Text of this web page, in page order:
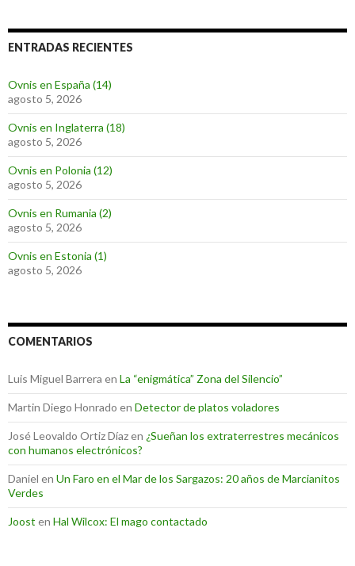
ENTRADAS RECIENTES
Ovnis en España (14)
agosto 5, 2026
Ovnis en Inglaterra (18)
agosto 5, 2026
Ovnis en Polonia (12)
agosto 5, 2026
Ovnis en Rumania (2)
agosto 5, 2026
Ovnis en Estonia (1)
agosto 5, 2026
COMENTARIOS
Luis Miguel Barrera en La “enigmática” Zona del Silencio”
Martin Diego Honrado en Detector de platos voladores
José Leovaldo Ortiz Díazen ¿Sueñan los extraterrestres mecánicos
con humanos electrónicos?
Daniel en Un Faro en el Mar de los Sargazos: 20 años de Marcianitos
Verdes
Joost en Hal Wilcox: El mago contactado